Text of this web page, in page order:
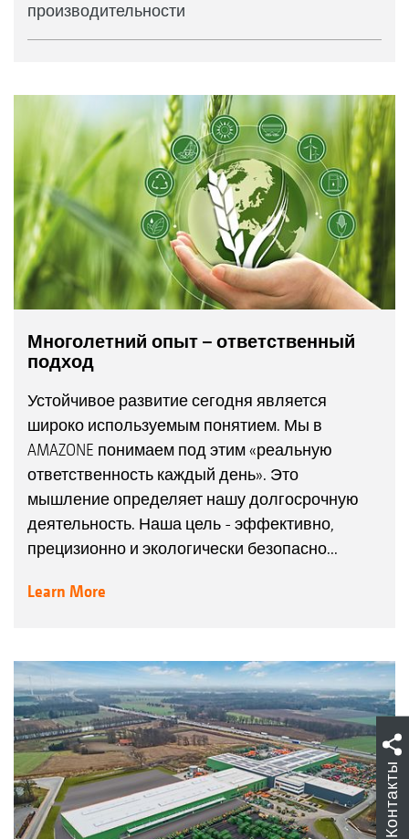
производительности
Многолетний опыт – ответственный
подход
Устойчивое развитие сегодня является
широко используемым понятием. Мы в
AMAZONE понимаем под этим «реальную
ответственность каждый день». Это
мышление определяет нашу долгосрочную
деятельность. Наша цель - эффективно,
прецизионно и экологически безопасно...
Learn More
Контакты